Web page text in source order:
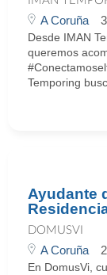
A Coruña
Desde IMAN
queremos
Temporing
Ayudante
DOMUSVI
A Coruña
En DomusVi,